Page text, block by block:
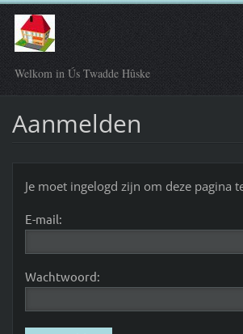
Welkom in Ús Twadde Hûske
Aanmelden
Je moet ingelogd zijn om deze pagina
E-mail:
Wachtwoord: